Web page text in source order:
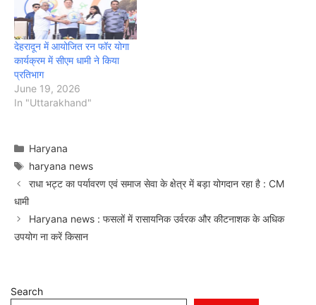
देहरादून में आयोजित रन फॉर योगा
कार्यक्रम में सीएम धामी ने किया
प्रतिभाग
June 19, 2026
In "Uttarakhand"
Categories
Haryana
Tags
haryana news
राधा भट्ट का पर्यावरण एवं समाज सेवा के क्षेत्र में बड़ा योगदान रहा है : CM
धामी
Haryana news : फसलों में रासायनिक उर्वरक और कीटनाशक के अधिक
उपयोग ना करें किसान
Search